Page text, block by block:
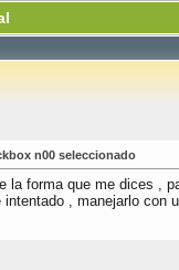
n00 seleccionado
la forma que me dices ,
intentado , manejarlo con